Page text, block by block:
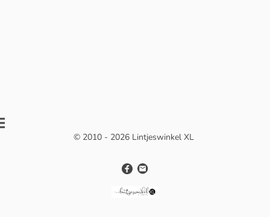
© 2010 - 2026 Lintjeswinkel XL